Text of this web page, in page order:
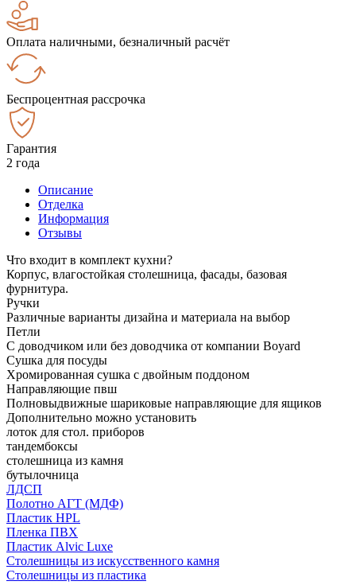
Оплата наличными, безналичный расчёт
Беспроцентная рассрочка
Гарантия
2 года
Описание
Отделка
Информация
Отзывы
Что входит в комплект кухни?
Корпус, влагостойкая столешница, фасады, базовая
фурнитура.
Ручки
Различные варианты дизайна и материала на выбор
Петли
С доводчиком или без доводчика от компании Boyard
Сушка для посуды
Хромированная сушка с двойным поддоном
Направляющие пвш
Полновыдвижные шариковые направляющие для ящиков
Дополнительно можно установить
лоток для стол. приборов
тандембоксы
столешница из камня
бутылочница
ЛДСП
Полотно АГТ (МДФ)
Пластик HPL
Пленка ПВХ
Пластик Alvic Luxe
Столешницы из искусственного камня
Столешницы из пластика